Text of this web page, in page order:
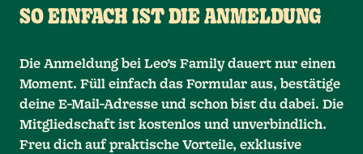
SO EINFACH IST DIE ANMELDUNG
Die Anmeldung bei Leo’s Family dauert nur einen
Moment. Füll einfach das Formular aus, bestätige
deine E-Mail-Adresse und schon bist du dabei. Die
Mitgliedschaft ist kostenlos und unverbindlich.
Freu dich auf praktische Vorteile, exklusive